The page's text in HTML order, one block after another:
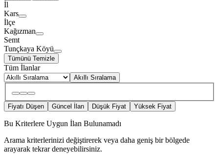
İl
Kars
İlçe
Kağızman
Semt
Tunçkaya Köyü
Tümünü Temizle
Tüm İlanlar
Akıllı Sıralama
Fiyatı Düşen Güncel İlan Düşük Fiyat Yüksek Fiyat
Bu Kriterlere Uygun İlan Bulunamadı
Arama kriterlerinizi değiştirerek veya daha geniş bir bölgede
arayarak tekrar deneyebilirsiniz.